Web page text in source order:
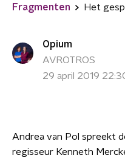
Fragmenten Het
Opium
AVROTROS
29 april 2019
Andrea van Pol spreekt
regisseur Kenneth